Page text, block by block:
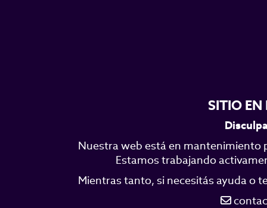
SITIO
Nuestra web está en mantenimiento
Estamos trabajando
Mientras tanto, si necesitás ayuda o